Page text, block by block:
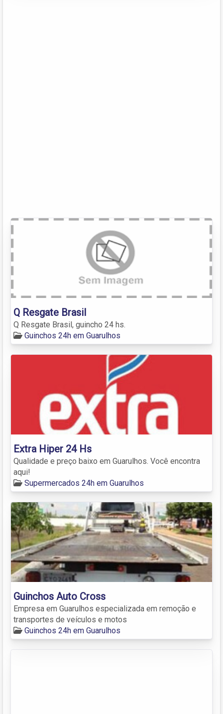
Q Resgate Brasil
Q Resgate Brasil, guincho 24 hs.
Guinchos 24h em Guarulhos
Extra Hiper 24 Hs
Qualidade e preço baixo em Guarulhos. Você encontra
aqui!
Supermercados 24h em Guarulhos
Guinchos Auto Cross
Empresa em Guarulhos especializada em remoção e
transportes de veículos e motos
Guinchos 24h em Guarulhos